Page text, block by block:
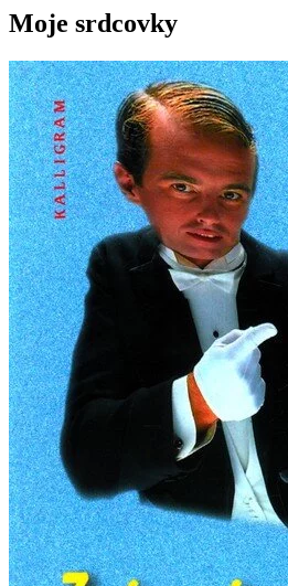
Moje srdcovky